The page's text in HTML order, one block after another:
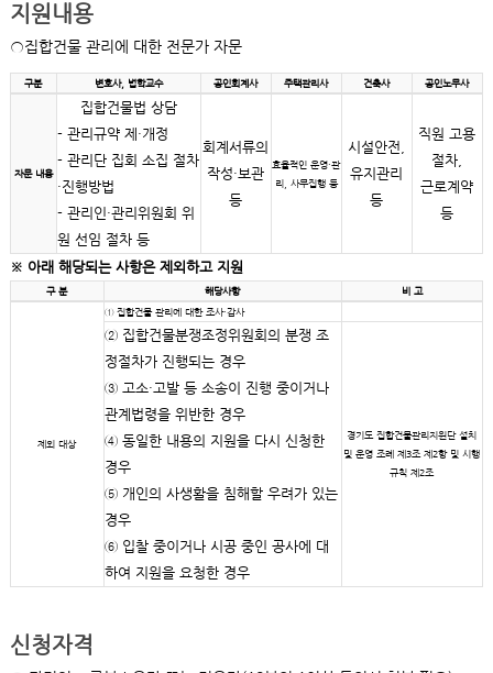
지원내용
집합건물 관리에 대한 전문가 자문
구분 변호사, 법학교수 공인회계사 주택관리사 건축사 공인노무사
자문 내용
집합건물법 상담
관리규약 제·개정
관리단 집회 소집 절차
·진행방법
관리인·관리위원회 위
원 선임 절차 등
회계서류의
작성·보관
등
효율적인 운영·관
리, 사무집행 등
시설안전,
유지관리
등
직원 고용
절차,
근로계약
등
※ 아래 해당되는 사항은 제외하고 지원
구 분 해당사항 비 고
제외 대상
① 집합건물 관리에 대한 조사·감사
② 집합건물분쟁조정위원회의 분쟁 조
정절차가 진행되는 경우
③ 고소·고발 등 소송이 진행 중이거나
관계법령을 위반한 경우
④ 동일한 내용의 지원을 다시 신청한
경우
⑤ 개인의 사생활을 침해할 우려가 있는
경우
⑥ 입찰 중이거나 시공 중인 공사에 대
하여 지원을 요청한 경우
경기도 집합건물관리지원단 설치
및 운영 조례 제3조 제2항 및 시행
규칙 제2조
신청자격